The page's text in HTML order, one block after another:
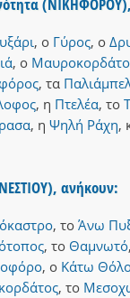
, ο Γύρος, ο
, ο
, τα
, η Πτελέα, το
, η Ψηλή Ράχη,
ανήκουν:
, το Άνω
, το Θαμνωτό,
, ο Κάτω
, το